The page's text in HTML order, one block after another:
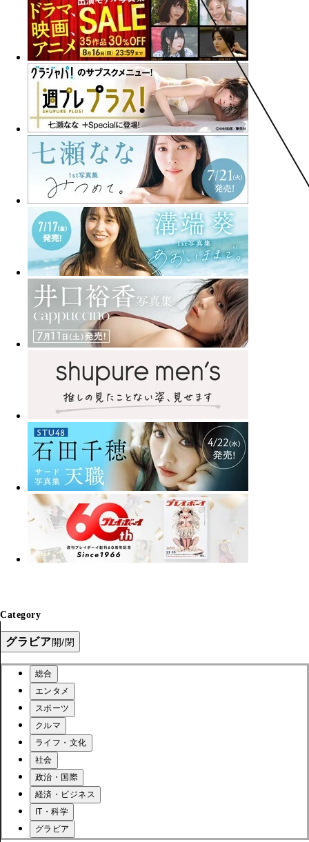
Category
グラビア開/閉
総合
エンタメ
スポーツ
クルマ
ライフ・文化
社会
政治・国際
経済・ビジネス
IT・科学
グラビア